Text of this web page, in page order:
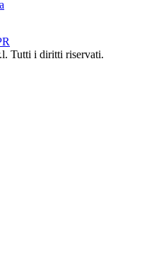
Tutti i diritti riservati.